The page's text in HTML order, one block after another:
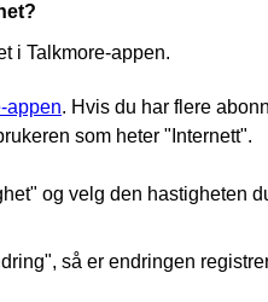
i Talkmore-appen.
appen. Hvis du har flere
som heter "Internett".
og velg den hastigheten
så er endringen